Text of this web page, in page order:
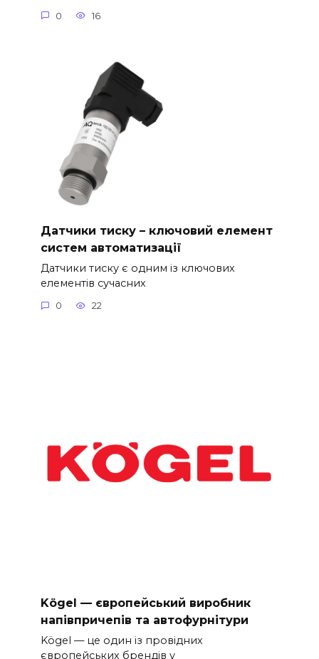
0 16
Датчики тиску – ключовий елемент
систем автоматизації
Датчики тиску є одним із ключових
елементів сучасних
0 22
Kögel — європейський виробник
напівпричепів та автофурнітури
Kögel — це один із провідних
європейських брендів у